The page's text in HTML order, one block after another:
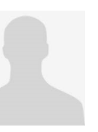
du mye bobil for